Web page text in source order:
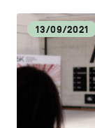
13/09/2021